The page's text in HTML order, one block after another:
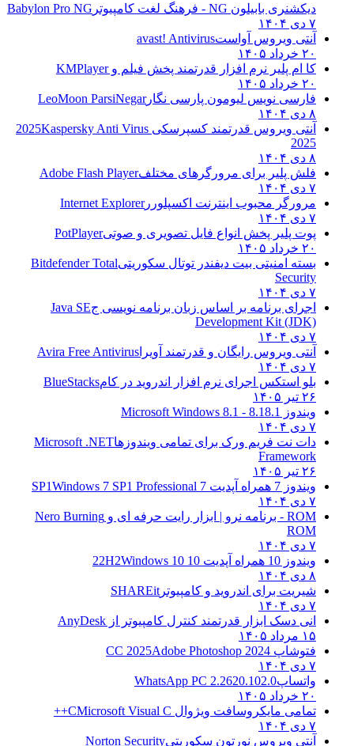
دیکشنری بابیلون NG - فرهنگ لغت کامپیوتر
Babylon Pro NG
۷ دی ۱۴۰۴
آنتی ویروس آواستavast! Antivirus
۲۰ خرداد ۱۴۰۵
کا ام پلیر نرم افزار قدرتمند پخش فیلم وKMPlayer
۲۰ خرداد ۱۴۰۵
فارسی نویس لیومون پارسی نگارLeoMoon ParsiNegar
۸ دی ۱۴۰۴
آنتی ویروس قدرتمند کسپرسکی 2025 Kaspersky Anti Virus
2025
۸ دی ۱۴۰۴
فلش پلیر برای مرورگرهای مختلفAdobe Flash Player
۷ دی ۱۴۰۴
مرورگر محبوب اینترنت اکسپلوررInternet Explorer
۷ دی ۱۴۰۴
پوت پلیر پخش انواع فایل تصویری و صوتیPotPlayer
۲۰ خرداد ۱۴۰۵
بسته امنیتی بیت دیفندر توتال سکوریتیBitdefender Total
Security
۷ دی ۱۴۰۴
اجرای برنامه بر اساس زبان برنامه نویسی جJava SE
Development Kit (JDK)
۷ دی ۱۴۰۴
آنتی ویروس رایگان و قدرتمند آویرا Avira Free Antivirus
۷ دی ۱۴۰۴
بلو استکس اجرای نرم افزار اندروید در کامBlueStacks
۲۶ تیر ۱۴۰۵
ویندوز 8.1
8.1 - Microsoft Windows 8.1
۷ دی ۱۴۰۴
دات نت فریم ورک برای تمامی ویندوزهاMicrosoft .NET
Framework
۲۶ تیر ۱۴۰۵
ویندوز 7 همراه آپدیت 7 SP1
Windows 7 SP1 Professional
۷ دی ۱۴۰۴
ROM - برنامه نرو | ابزار رایت حرفه ای و
Nero Burning
ROM
۷ دی ۱۴۰۴
ویندوز 10 همراه آپدیت 10 22H2
Windows 10
۸ دی ۱۴۰۴
شیریت برای اندروید و کامپیوتر SHAREit
۷ دی ۱۴۰۴
انی دسک ابزار قدرتمند کنترل کامپیوتر از AnyDesk
۱۵ مرداد ۱۴۰۵
فتوشاپ CC 2025 Adobe Photoshop 2024
۷ دی ۱۴۰۴
واتساپWhatsApp PC 2.2620.102.0
۲۰ خرداد ۱۴۰۵
تمامی مایکروسافت ویژوال C Microsoft Visual C++
۷ دی ۱۴۰۴
آنتی ویروس نورتون سکوریتیNorton Security